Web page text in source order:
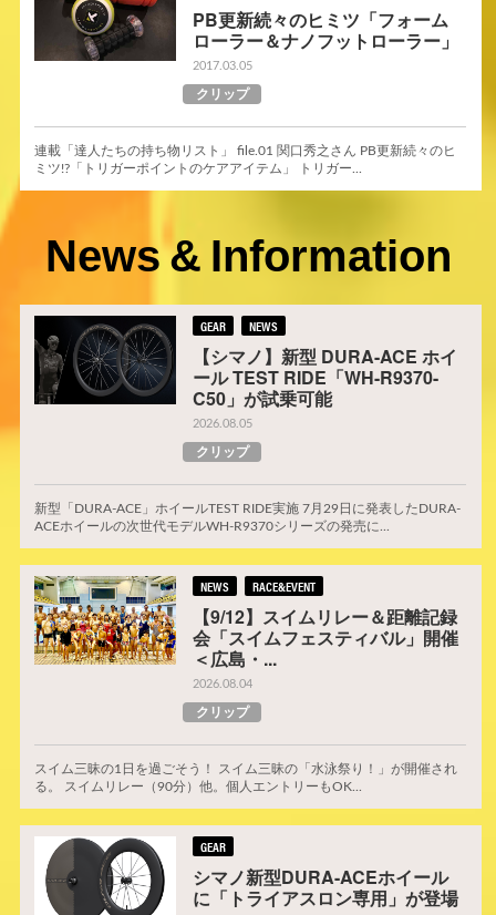
PB更新続々のヒミツ「フォーム
ローラー＆ナノフットローラー」
2017.03.05
クリップ
連載「達人たちの持ち物リスト」 file.01 関口秀之さん PB更新続々のヒ
ミツ!?「トリガーポイントのケアアイテム」 トリガー...
News & Information
GEAR NEWS
【シマノ】新型 DURA-ACE ホイ
ール TEST RIDE「WH-R9370-
C50」が試乗可能
2026.08.05
クリップ
新型「DURA-ACE」ホイールTEST RIDE実施 7月29日に発表したDURA-
ACEホイールの次世代モデルWH-R9370シリーズの発売に...
NEWS RACE&EVENT
【9/12】スイムリレー＆距離記録
会「スイムフェスティバル」開催
＜広島・...
2026.08.04
クリップ
スイム三昧の1日を過ごそう！ スイム三昧の「水泳祭り！」が開催され
る。 スイムリレー（90分）他。個人エントリーもOK...
GEAR
シマノ新型DURA-ACEホイール
に「トライアスロン専用」が登場